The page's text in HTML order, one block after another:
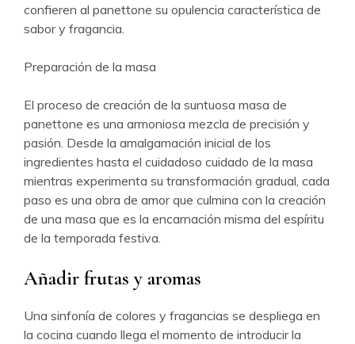
confieren al panettone su opulencia característica de
sabor y fragancia.
Preparación de la masa
El proceso de creación de la suntuosa masa de
panettone es una armoniosa mezcla de precisión y
pasión. Desde la amalgamación inicial de los
ingredientes hasta el cuidadoso cuidado de la masa
mientras experimenta su transformación gradual, cada
paso es una obra de amor que culmina con la creación
de una masa que es la encarnación misma del espíritu
de la temporada festiva.
Añadir frutas y aromas
Una sinfonía de colores y fragancias se despliega en
la cocina cuando llega el momento de introducir la